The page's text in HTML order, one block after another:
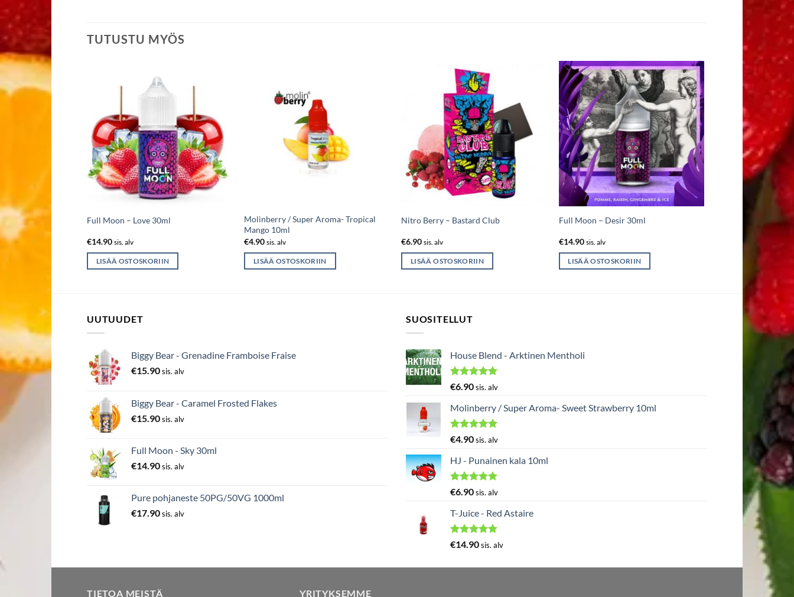
TUTUSTU MYÖS
Full Moon – Love 30ml
€14.90 sis. alv
LISÄÄ OSTOSKORIIN
Molinberry / Super Aroma- Tropical
Mango 10ml
€4.90 sis. alv
LISÄÄ OSTOSKORIIN
Nitro Berry – Bastard Club
€6.90 sis. alv
LISÄÄ OSTOSKORIIN
Full Moon – Desir 30ml
€14.90 sis. alv
LISÄÄ OSTOSKORIIN
Pop’s
UUTUUDET
Biggy Bear - Grenadine Framboise Fraise
€15.90sis. alv
Biggy Bear - Caramel Frosted Flakes
€15.90sis. alv
Full Moon - Sky 30ml
€14.90sis. alv
Pure pohjaneste 50PG/50VG 1000ml
€17.90sis. alv
SUOSITELLUT
House Blend - Arktinen Mentholi
Arvostelu
5.00/ 5
€6.90sis. alv
Molinberry / Super Aroma- Sweet Strawberry 10ml
Arvostelu
5.00
/ 5
€4.90sis. alv
HJ - Punainen kala 10ml
Arvostelu
5.00
/ 5
€6.90sis. alv
T-Juice - Red Astaire
Arvostelu
€14.90sis. alv
TIETOA MEISTÄ YRITYKSEMME